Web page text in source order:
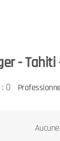
-
: 0